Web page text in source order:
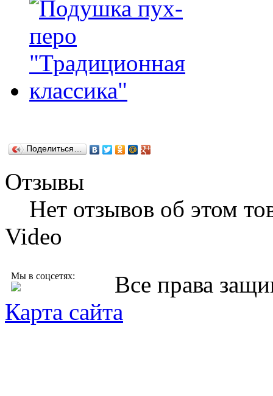
Поделиться…
Отзывы
Нет отзывов об этом
Video
Мы в соцсетях:
Все права
Карта сайта